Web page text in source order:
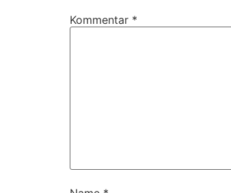
Kommentar *